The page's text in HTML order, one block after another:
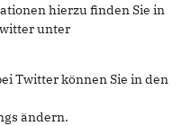
hierzu finden Sie in
unter
Twitter können Sie in den
ändern.